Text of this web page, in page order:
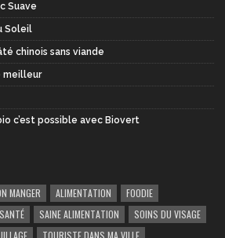
Suave
Soleil
chinois sans viande
meilleur
c’est possible avec Biovert
MANGER ALIMENTATION
FOODIE
SAINE ALIMENTATION
SOINS DU VISAGE